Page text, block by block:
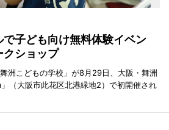
子ども向け無料体験イベン
ショップ
洲こどもの学校」が8月29日、大阪・舞洲
（大阪市此花区北港緑地2）で初開催され